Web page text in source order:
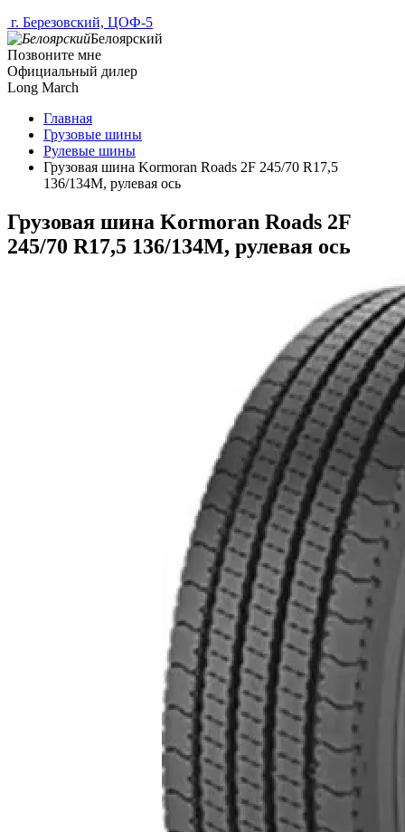
г. Березовский, ЦОФ-5
Белоярский
Позвоните мне
Официальный дилер
Long March
Главная
Грузовые шины
Рулевые шины
Грузовая шина Kormoran Roads 2F 245/70 R17,5
136/134M, рулевая ось
Грузовая шина Kormoran Roads 2F
245/70 R17,5 136/134M, рулевая ось